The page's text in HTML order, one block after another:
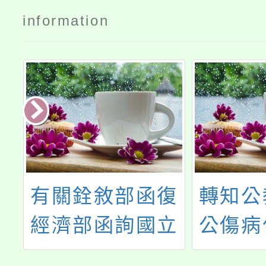
2點、第3
點、第10
點、第11點
修正規定
information
有關銓敘部函復
經濟部函詢國立
大學兼任行政職
轉知
公傷
補助